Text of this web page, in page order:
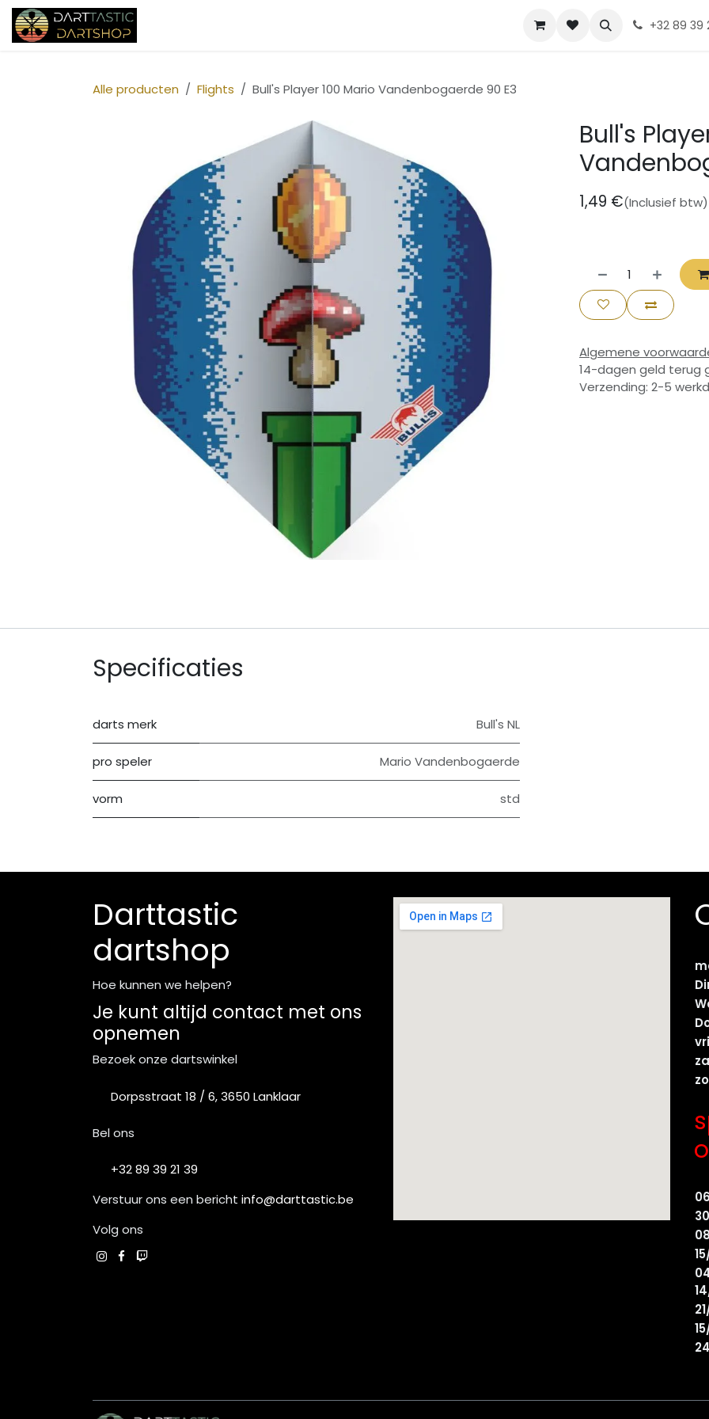
Overslaan naar inhoud
+32 89 39
Alle producten Flights Bull's Player 100 Mario Vandenbogaerde 90 E3
Bull's
1,49 €(Inclusief btw)
Algemene
14-dagen geld terug
Verzending: 2-5
Specificaties
darts merk Bull's NL
pro speler Mario Vandenbogaerde
vorm std
Darttastic
dartshop
Hoe kunnen we helpen?
Je kunt altijd contact met ons
opnemen
Bezoek onze dartswinkel
Dorpsstraat 18 / 6, 3650 Lanklaar
Bel ons
+32 89 39 21 39
Verstuur ons een bericht info@darttastic.be
Volg ons